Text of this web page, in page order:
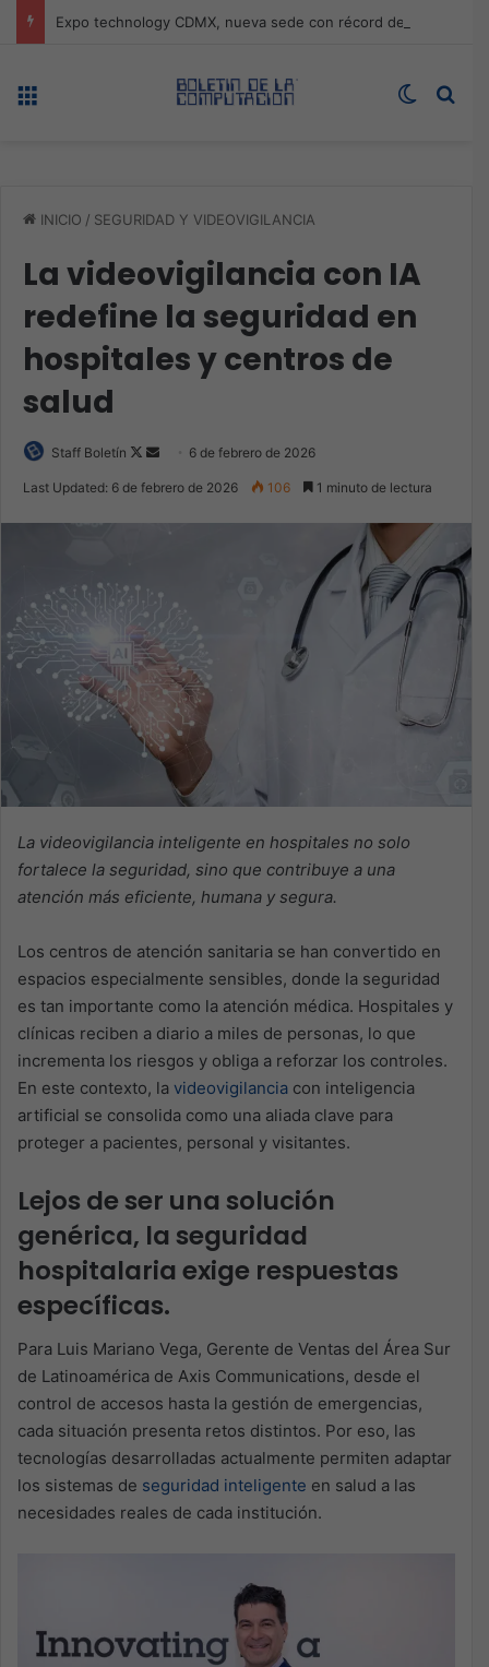
Switch
INICIO / SEGURIDAD Y VIDEOVIGILANCIA
La videovigilancia con IA
redefine la seguridad en
hospitales y centros de
salud
Staff Boletín
Follow
Send 6 de febrero de 2026
Last Updated: 6 de febrero de 2026 106 1 minuto de lectura
La videovigilancia inteligente en hospitales no solo
fortalece la seguridad, sino que contribuye a una
atención más eficiente, humana y segura.
Los centros de atención sanitaria se han convertido en
espacios especialmente sensibles, donde la seguridad
es tan importante como la atención médica. Hospitales y
clínicas reciben a diario a miles de personas, lo que
incrementa los riesgos y obliga a reforzar los controles.
En este contexto, la videovigilancia con inteligencia
artificial se consolida como una aliada clave para
proteger a pacientes, personal y visitantes.
Lejos de ser una solución
genérica, la seguridad
hospitalaria exige respuestas
específicas.
Para Luis Mariano Vega, Gerente de Ventas del Área Sur
de Latinoamérica de Axis Communications, desde el
control de accesos hasta la gestión de emergencias,
cada situación presenta retos distintos. Por eso, las
tecnologías desarrolladas actualmente permiten adaptar
los sistemas de seguridad inteligente en salud a las
necesidades reales de cada institución.